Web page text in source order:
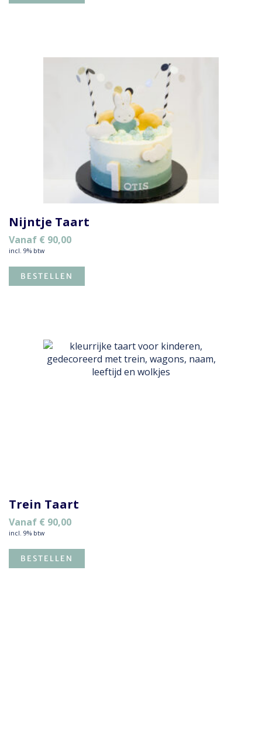
Nijntje Taart
Vanaf € 90,00
incl. 9% btw
BESTELLEN
Trein Taart
Vanaf € 90,00
incl. 9% btw
BESTELLEN